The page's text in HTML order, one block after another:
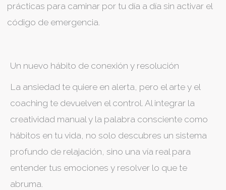
prácticas para caminar por tu día a día sin activar el
código de emergencia.
Un nuevo hábito de conexión y resolución
La ansiedad te quiere en alerta, pero el arte y el
coaching te devuelven el control. Al integrar la
creatividad manual y la palabra consciente como
hábitos en tu vida, no solo descubres un sistema
profundo de relajación, sino una vía real para
entender tus emociones y resolver lo que te
abruma.